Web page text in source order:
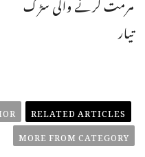
تیار
RELATED ARTICLES
MORE FROM CATEGORY